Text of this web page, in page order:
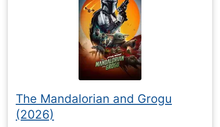
The Mandalorian and Grogu
(2026)